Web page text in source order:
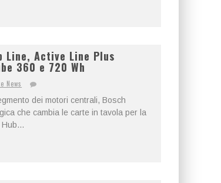
Line, Active Line Plus
360 e 720 Wh
News
dei motori centrali, Bosch
che cambia le carte in tavola per la